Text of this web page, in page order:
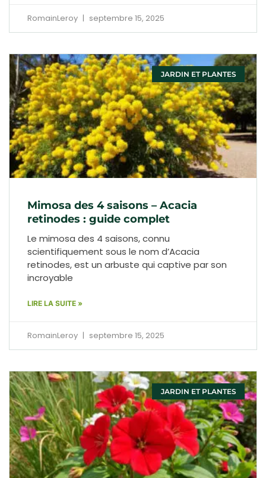
RomainLeroy septembre 15, 2025
JARDIN ET PLANTES
Mimosa des 4 saisons – Acacia
retinodes : guide complet
Le mimosa des 4 saisons, connu
scientifiquement sous le nom d’Acacia
retinodes, est un arbuste qui captive par son
incroyable
LIRE LA SUITE »
RomainLeroy septembre 15, 2025
JARDIN ET PLANTES